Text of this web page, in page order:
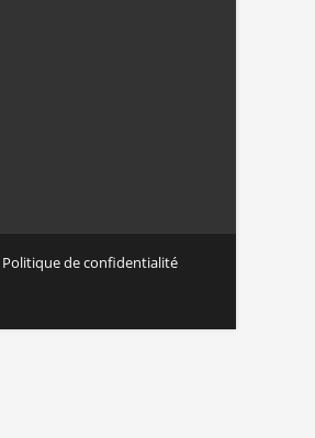
Politique de confidentialité